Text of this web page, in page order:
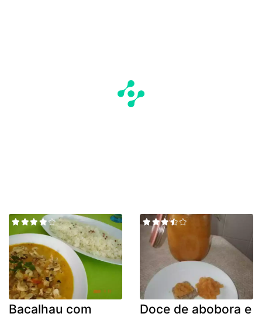
Bacalhau com
Doce de abobora e